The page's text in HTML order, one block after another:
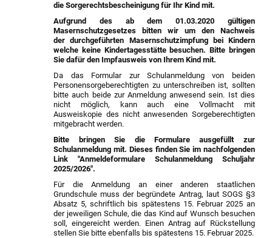
die Sorgerechtsbescheinigung für Ihr Kind mit.
Aufgrund des ab dem 01.03.2020 gültigen
Masernschutzgesetzes bitten wir um den Nachweis
der durchgeführten Masernschutzimpfung bei Kindern
welche keine Kindertagesstätte besuchen. Bitte bringen
Sie dafür den Impfausweis von Ihrem Kind mit.
Da das Formular zur Schulanmeldung von beiden
Personensorgeberechtigten zu unterschreiben ist, sollten
bitte auch beide zur Anmeldung anwesend sein. Ist dies
nicht möglich, kann auch eine Vollmacht mit
Ausweiskopie des nicht anwesenden Sorgeberechtigten
mitgebracht werden.
Bitte bringen Sie die Formulare ausgefüllt zur
Schulanmeldung mit. Dieses finden Sie im nachfolgenden
Link "Anmeldeformulare Schulanmeldung Schuljahr
2025/2026".
Für die Anmeldung an einer anderen staatlichen
Grundschule muss der begründete Antrag, laut SOGS §3
Absatz 5, schriftlich bis spätestens 15. Februar 2025 an
der jeweiligen Schule, die das Kind auf Wunsch besuchen
soll, eingereicht werden. Einen Antrag auf Rückstellung
stellen Sie bitte ebenfalls bis spätestens 15. Februar 2025.